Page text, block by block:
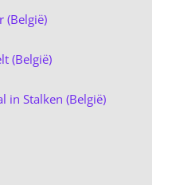
(België)
(België)
in Stalken (België)